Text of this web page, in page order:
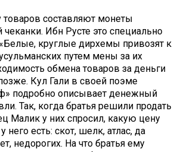
составляют монеты
Ибн Русте это специально
круглые дирхемы привозят к
путем мены за их
обмена товаров за деньги
Кул Гали в своей поэме
подробно описывает денежный
Так, когда братья решили продать
Малик у них спросил, какую цену
него есть: скот, шелк, атлас, да
недорогих. На что братья ему